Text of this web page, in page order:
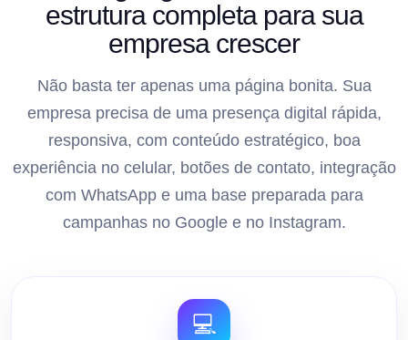
estrutura completa para sua
empresa crescer
Não basta ter apenas uma página bonita. Sua
empresa precisa de uma presença digital rápida,
responsiva, com conteúdo estratégico, boa
experiência no celular, botões de contato, integração
com WhatsApp e uma base preparada para
campanhas no Google e no Instagram.
💻